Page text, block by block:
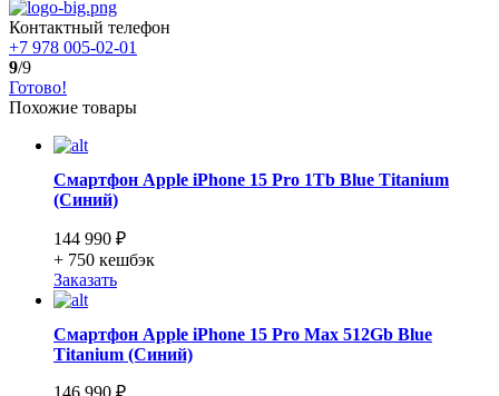
Контактный телефон
+7 978 005-02-01
9/9
Готово!
Похожие товары
Смартфон Apple iPhone 15 Pro 1Tb Blue Titanium
(Синий)
144 990 ₽
+ 750 кешбэк
Заказать
Смартфон Apple iPhone 15 Pro Max 512Gb Blue
Titanium (Синий)